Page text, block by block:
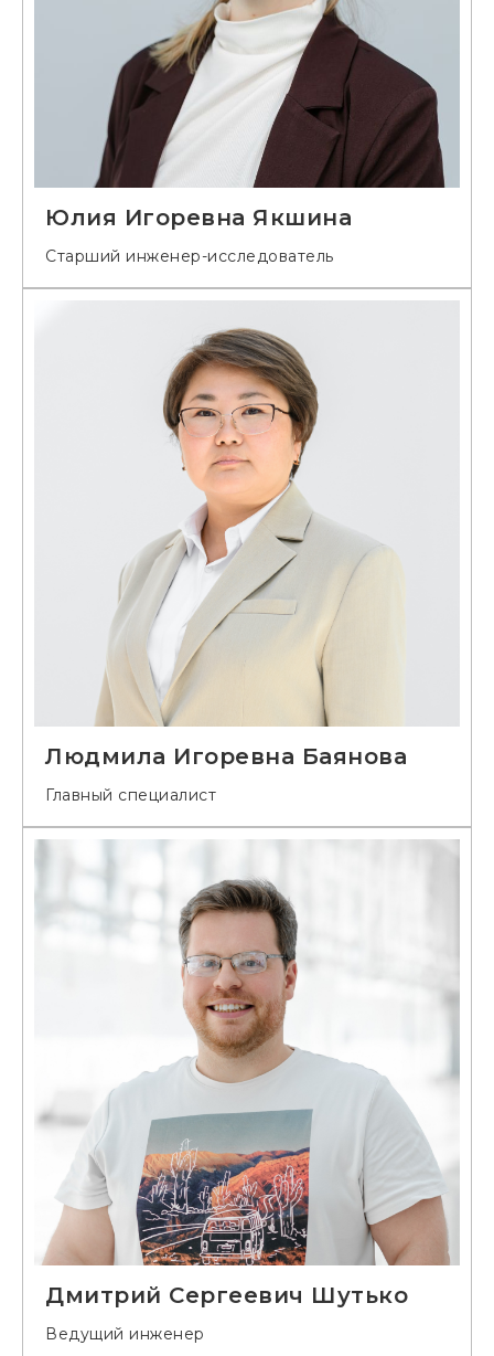
Юлия Игоревна Якшина
Старший инженер-исследователь
Людмила Игоревна Баянова
Главный специалист
Дмитрий Сергеевич Шутько
Ведущий инженер